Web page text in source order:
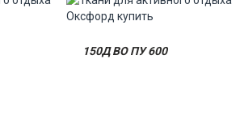
150Д ВО ПУ 600